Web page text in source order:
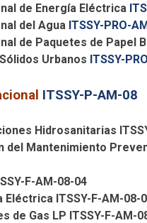
de Energía Eléctrica
del Agua ITSSY-PRO-
de Paquetes de Papel
Urbanos ITSSY-
ITSSY-P-AM-08
Hidrosanitarias
del Mantenimiento
F-AM-08-04
ITSSY-F-AM-08-
de Gas LP ITSSY-F-AM-